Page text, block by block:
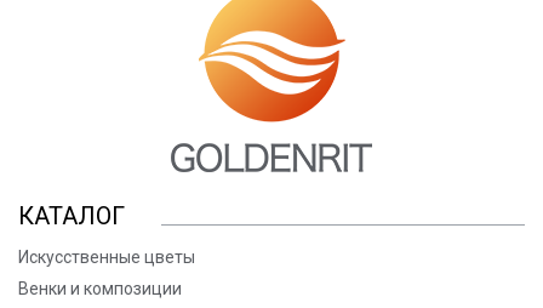
КАТАЛОГ
Искусственные цветы
Венки и композиции